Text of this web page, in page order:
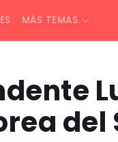
MÁS TEMAS
del